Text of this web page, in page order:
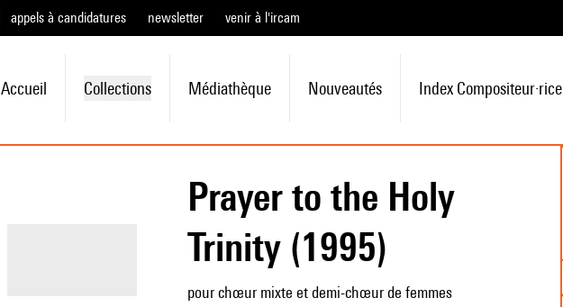
appels à candidatures newsletter venir à l'ircam
Accueil Collections Médiathèque Nouveautés Index Compositeur·rice
Prayer to the Holy
Trinity (1995)
pour chœur mixte et demi-chœur de femmes